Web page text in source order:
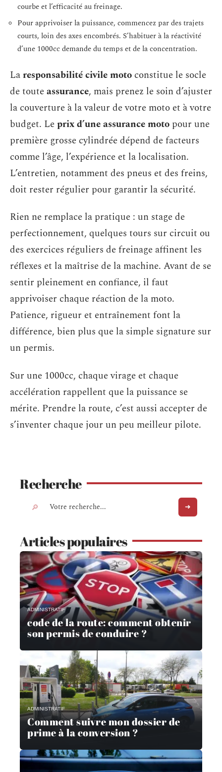
courbe et l’efficacité au freinage.
Pour apprivoiser la puissance, commencez par des trajets
courts, loin des axes encombrés. S’habituer à la réactivité
d’une 1000cc demande du temps et de la concentration.
Laresponsabilité civile moto constitue le socle
de touteassurance, mais prenez le soin d’ajuster
la couverture à la valeur de votre moto et à votre
budget. Leprix d’une assurance moto pour une
première grosse cylindrée dépend de facteurs
comme l’âge, l’expérience et la localisation.
L’entretien, notamment des pneus et des freins,
doit rester régulier pour garantir la sécurité.
Rien ne remplace la pratique : un stage de
perfectionnement, quelques tours sur circuit ou
des exercices réguliers de freinage affinent les
réflexes et la maîtrise de la machine. Avant de se
sentir pleinement en confiance, il faut
apprivoiser chaque réaction de la moto.
Patience, rigueur et entraînement font la
différence, bien plus que la simple signature sur
un permis.
Sur une 1000cc, chaque virage et chaque
accélération rappellent que la puissance se
mérite. Prendre la route, c’est aussi accepter de
s’inventer chaque jour un peu meilleur pilote.
Recherche
Articles populaires
ADMINISTRATIF
code de la route: comment obtenir
son permis de conduire ?
ADMINISTRATIF
Comment suivre mon dossier de
prime à la conversion ?